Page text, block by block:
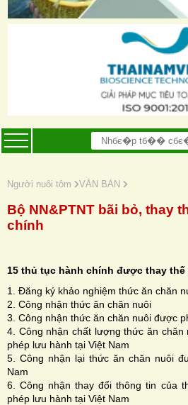
Người nuôi tôm VĂN BẢN
Bộ NN&PTNT bãi bỏ, thay
chính
15 thủ tục hành chính được thay thế
1. Đăng ký khảo nghiệm thức ăn chăn
2. Công nhận thức ăn chăn nuôi
3. Công nhận thức ăn chăn nuôi được
4. Công nhận chất lượng thức ăn
phép lưu hành tại Việt Nam
5. Công nhận lại thức ăn chăn nuôi
Nam
6. Công nhận thay đổi thông tin của
phép lưu hành tại Việt Nam